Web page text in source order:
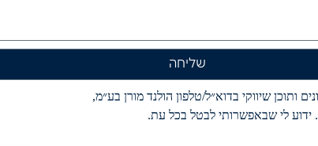
ותוכן שיווקי בדוא״ל/טלפון הולנד מורן בע״מ,
ידוע לי שבאפשרותי לבטל בכל עת.
שליחה